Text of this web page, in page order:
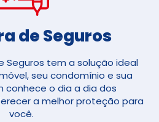
de Seguros​
Seguros tem a solução ideal
seu condomínio e sua
conhece o dia a dia dos
a melhor proteção para
você.